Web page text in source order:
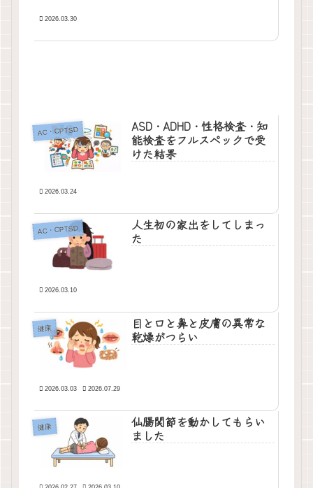
2026.03.30
AC・CPTSD
ASD・ADHD・性格検査・知
能検査をフルスペックで受
けた結果
2026.03.24
AC・CPTSD
人生初の家出をしてしまっ
た
2026.03.10
健康
目と口と鼻と皮膚の異常な
乾燥がつらい
2026.03.03 2026.07.29
健康
仙腸関節を動かしてもらい
ました